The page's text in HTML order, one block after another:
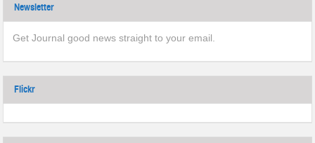
Newsletter
Get Journal good news straight to your email.
Flickr